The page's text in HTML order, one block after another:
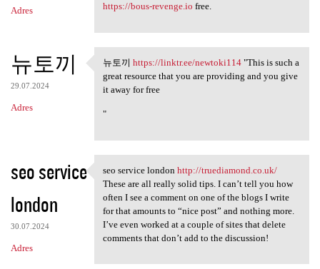
Adres
https://bous-revenge.io free.
뉴토끼
29.07.2024
Adres
뉴토끼 https://linktr.ee
뉴토끼 https://linktr.ee/newtoki114"This is such a
great resource that you are providing and you give
it away for free
"
seo service
london
30.07.2024
Adres
seo service london http:/
seo service london http://truediamond.co.uk/
These are all really solid tips. I can’t tell you how
often I see a comment on one of the blogs I write
for that amounts to “nice post” and nothing more.
I’ve even worked at a couple of sites that delete
comments that don’t add to the discussion!